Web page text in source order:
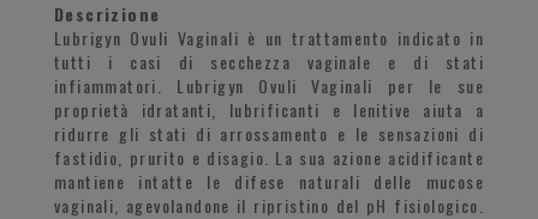
Descrizione
Lubrigyn Ovuli Vaginali è un trattamento indicato in
tutti i casi di secchezza vaginale e di stati
infiammatori. Lubrigyn Ovuli Vaginali per le sue
proprietà idratanti, lubrificanti e lenitive aiuta a
ridurre gli stati di arrossamento e le sensazioni di
fastidio, prurito e disagio. La sua azione acidificante
mantiene intatte le difese naturali delle mucose
vaginali, agevolandone il ripristino del pH fisiologico.